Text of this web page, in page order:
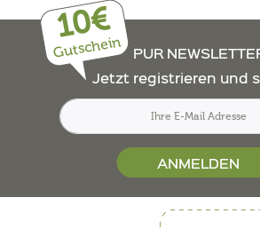
10€
Gutschein
PUR
Jetzt registrieren und
ANMELDEN